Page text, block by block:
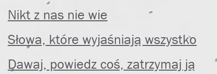
Nikt z nas nie wie
Słowa, które wyjaśniają wszystko
Dawaj, powiedz coś, zatrzymaj ją